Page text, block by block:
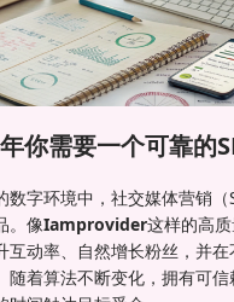
你需要一个可靠的
数字环境中，社交媒体营销
。像Iamprovider这样的高
互动率、自然增长粉丝，并
随着算法不断变化，拥有可